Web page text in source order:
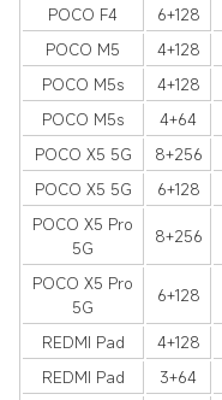
POCO F4
6+128
POCO M5
4+128
POCO M5s
4+128
POCO M5s
4+64
POCO X5 5G
8+256
POCO X5 5G
6+128
POCO X5 Pro
5G
8+256
POCO X5 Pro
5G
6+128
REDMI Pad 4+128
REDMI Pad
3+64